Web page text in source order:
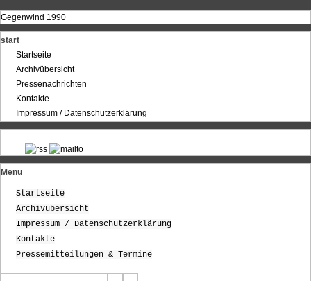
Gegenwind 1990
start
Startseite
Archivübersicht
Pressenachrichten
Kontakte
Impressum / Datenschutzerklärung
Menü
Startseite
Archivübersicht
Impressum / Datenschutzerklärung
Kontakte
Pressemitteilungen & Termine